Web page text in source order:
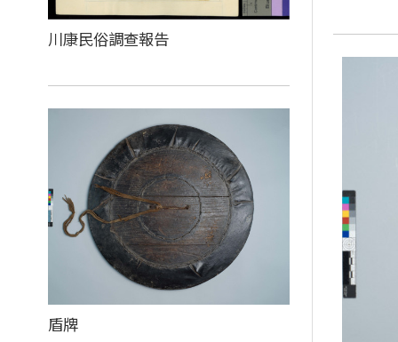
川康民俗調查報告
盾牌